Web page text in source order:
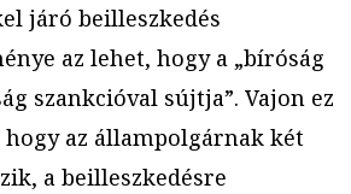
járó beilleszkedés
az lehet, hogy a „bíróság
szankcióval sújtja”. Vajon ez
az állampolgárnak két
a beilleszkedésre